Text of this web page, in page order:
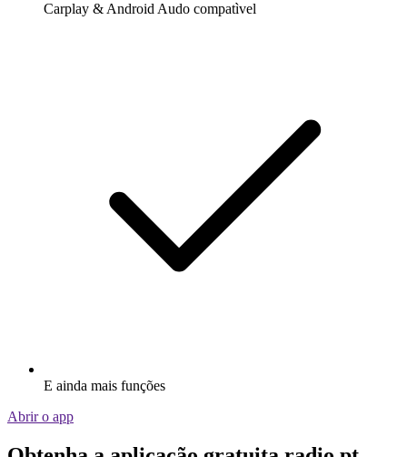
Carplay & Android Audo compatìvel
E ainda mais funções
Abrir o app